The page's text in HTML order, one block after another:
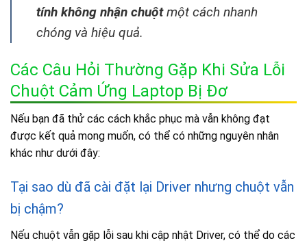
tính không nhận chuộtmột cách nhanh
chóng và hiệu quả.
Các Câu Hỏi Thường Gặp Khi Sửa Lỗi
Chuột Cảm Ứng Laptop Bị Đơ
Nếu bạn đã thử các cách khắc phục mà vẫn không đạt
được kết quả mong muốn, có thể có những nguyên nhân
khác như dưới đây:
Tại sao dù đã cài đặt lại Driver nhưng chuột vẫn
bị chậm?
Nếu chuột vẫn gặp lỗi sau khi cập nhật Driver, có thể do các